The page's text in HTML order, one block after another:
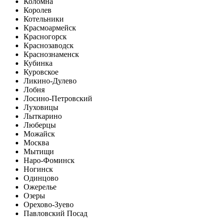
Королев
Котельники
Красмоармейск
Красногорск
Краснозаводск
Краснознаменск
Кубинка
Куровское
Ликино-Дулево
Лобня
Лосино-Петровский
Луховицы
Лыткарино
Люберцы
Можайск
Москва
Мытищи
Наро-Фоминск
Ногинск
Одинцово
Ожерелье
Озеры
Орехово-Зуево
Павловский Посад